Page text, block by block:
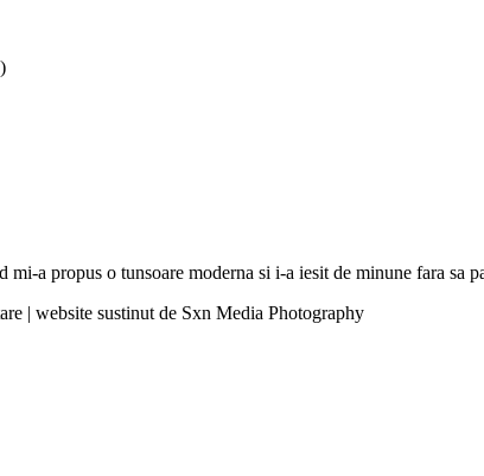
a propus o tunsoare moderna si i-a iesit de minune fara sa
| website sustinut de Sxn Media Photography